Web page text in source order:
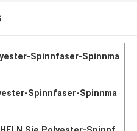
Spinnfaser-Spinnma
Spinnfaser-Spinnma